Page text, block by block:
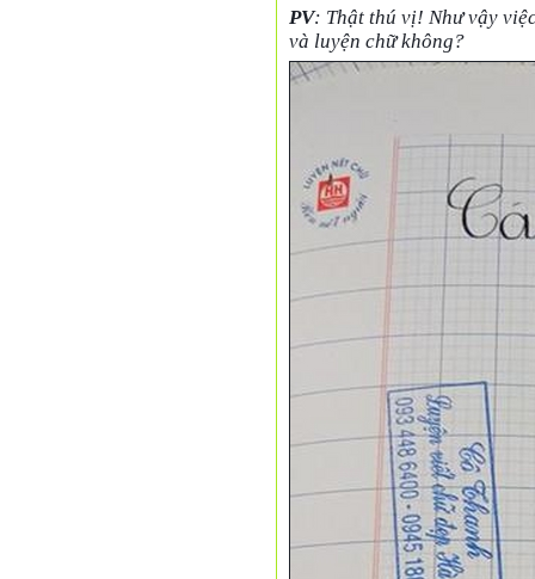
PV: Thật thú vị! Như vậy
và luyện chữ không?